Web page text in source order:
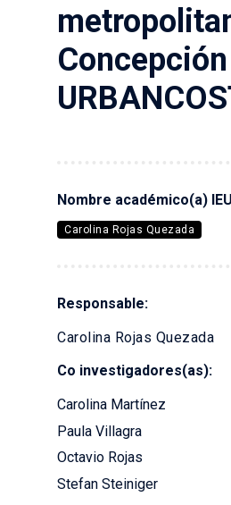
Concepción
Nombre académico(a)
Carolina Rojas Quezada
Responsable:
Carolina Rojas Quezada
Co investigadores(as):
Carolina Martínez
Paula Villagra
Octavio Rojas
Stefan Steiniger